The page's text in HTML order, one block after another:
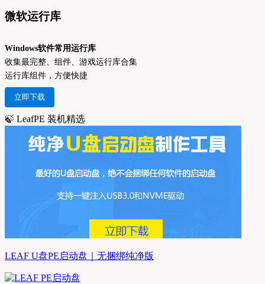
微软运行库
Windows软件常用运行库
收集最完整、组件、游戏运行库合集
运行库组件，方便快捷
立即下载
🍃 LeafPE 装机精选
LEAF U盘PE启动盘｜无捆绑纯净版